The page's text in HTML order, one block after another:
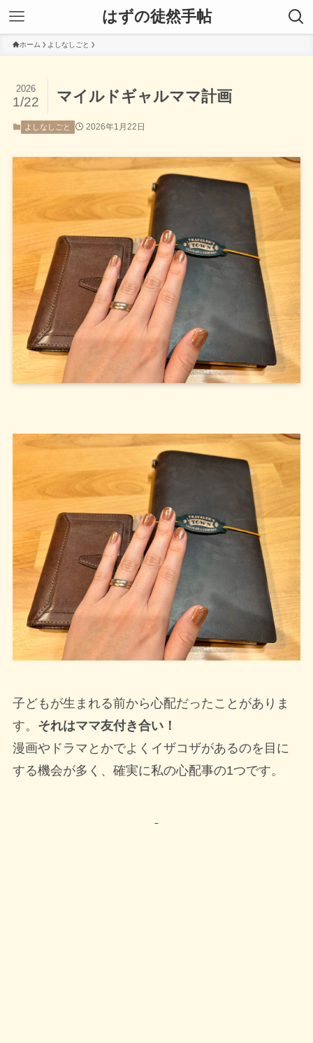
はずの徒然手帖
ホーム よしなしごと
マイルドギャルママ計画
2026
1/22
よしなしごと 2026年1月22日
子どもが生まれる前から心配だったことがありま
す。 それはママ友付き合い！
漫画やドラマとかでよくイザコザがあるのを目に
する機会が多く、確実に私の心配事の1つです。